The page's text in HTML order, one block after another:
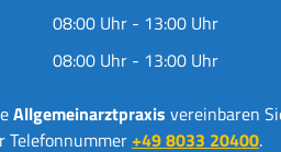
08:00 Uhr - 13:00 Uhr
08:00 Uhr - 13:00 Uhr
Allgemeinarztpraxis vereinbaren
Telefonnummer+49 8033 20400.